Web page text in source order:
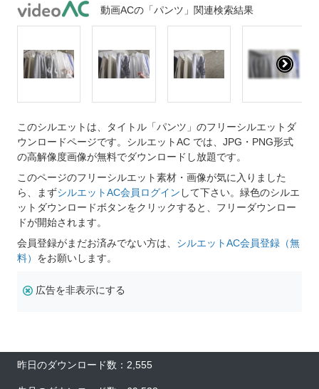
動画ACの「パンツ」関連検索結果
このシルエットは、タイトル「パンツ」のフリーシルエットダ
ウンロードページです。シルエットAC では、JPG・PNG形式
の高解像度画像が無料でダウンロードし放題です。
このページのフリーシルエット素材・画像が気に入りました
ら、まずシルエットAC会員ログイン して下さい。緑色のシルエ
ットダウンロードボタンをクリックすると、フリーダウンロー
ドが開始されます。
会員登録がまだお済みでない方は、 シルエットAC会員登録（無
料） をお願いします。
広告を非表示にする
昨日のダウンロード数：2,555